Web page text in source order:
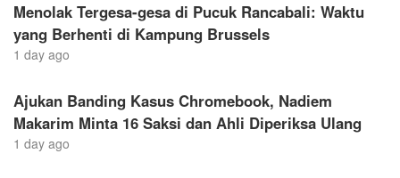
Menolak Tergesa-gesa di Pucuk Rancabali: Waktu
yang Berhenti di Kampung Brussels
1 day ago
Ajukan Banding Kasus Chromebook, Nadiem
Makarim Minta 16 Saksi dan Ahli Diperiksa Ulang
1 day ago